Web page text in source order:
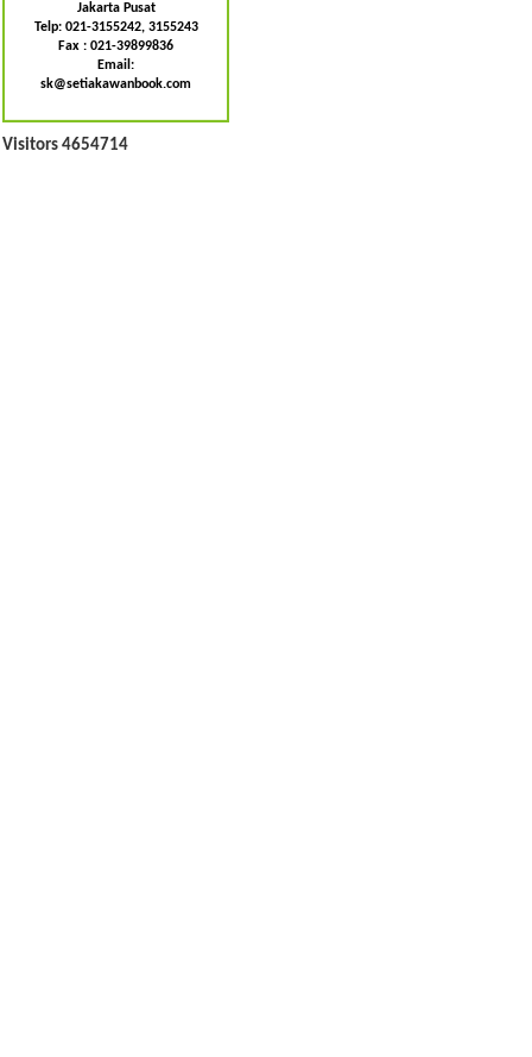
Jakarta Pusat
Telp: 021-3155242, 3155243
Fax : 021-39899836
Email:
sk@setiakawanbook.com
Visitors 4654714